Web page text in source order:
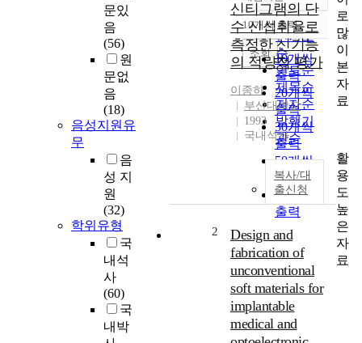
문있
음
(56)
원
문없
음
(18)
음성지원유
무
음
성 지
원
(32)
학위유형
국
내석
사
(60)
국
내박
순
인기도
순
연도순
제목순
저자순
발행기
관순
내림차순
10개씩 출력
10개씩
출력
20개씩
출력
30개씩
출력
50개씩
출력
100개씩
출력
조회
신티그램의 단
수 신섭취율로
측정한 신기능
의 적량적 평가
이종하
부산대학교
1993
국내석사
복사/대
출신청
2
Design and
fabrication of
unconventional
soft materials for
implantable
medical and
로
많
이
본
자
료
활
용
도
높
은
자
료